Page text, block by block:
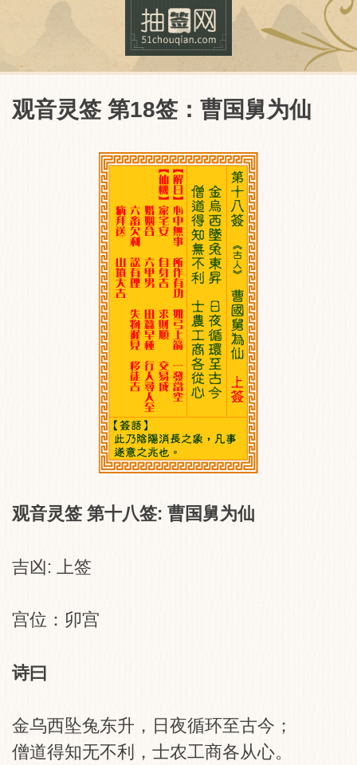
抽签网
观音灵签 第18签：曹国舅为仙
观音灵签 第十八签: 曹国舅为仙
吉凶: 上签
宫位：卯宫
诗曰
金乌西坠兔东升，日夜循环至古今；
僧道得知无不利，士农工商各从心。